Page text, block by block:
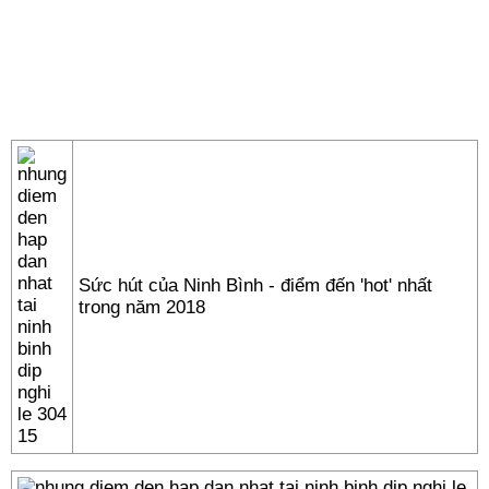
Sức hút của Ninh Bình - điểm đến 'hot' nhất
trong năm 2018